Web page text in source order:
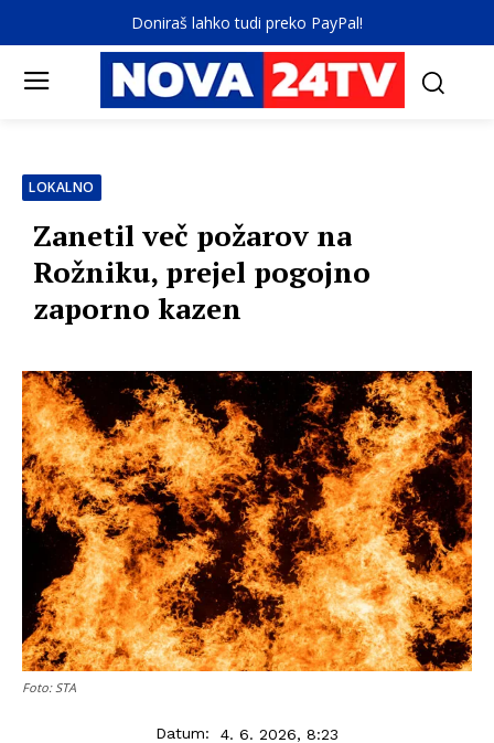
Doniraš lahko tudi preko PayPal!
LOKALNO
Zanetil več požarov na
Rožniku, prejel pogojno
zaporno kazen
Foto: STA
Datum: 4. 6. 2026, 8:23